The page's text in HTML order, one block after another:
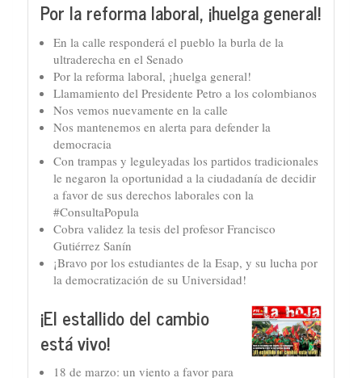
Por la reforma laboral, ¡huelga general!
En la calle responderá el pueblo la burla de la
ultraderecha en el Senado
Por la reforma laboral, ¡huelga general!
Llamamiento del Presidente Petro a los colombianos
Nos vemos nuevamente en la calle
Nos mantenemos en alerta para defender la
democracia
Con trampas y leguleyadas los partidos tradicionales
le negaron la oportunidad a la ciudadanía de decidir
a favor de sus derechos laborales con la
#ConsultaPopula
Cobra validez la tesis del profesor Francisco
Gutiérrez Sanín
¡Bravo por los estudiantes de la Esap, y su lucha por
la democratización de su Universidad!
¡El estallido del cambio
está vivo!
18 de marzo: un viento a favor para